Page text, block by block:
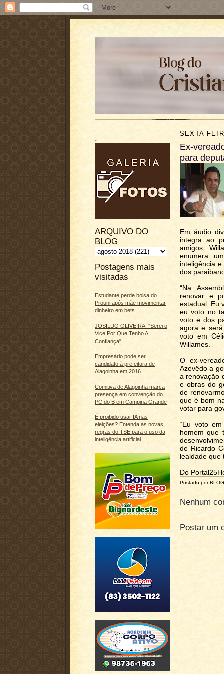
.
ARQUIVO DO
BLOG
Postagens mais
visitadas
Estudante perde bolsa do
Prouni após mãe movimentar
dinheiro em bets
JOSILDO OLIVEIRA: "Serei o
Vice Por Que Tenho A
Confiança"
Empresário pode ser
candidato à prefeitura de
Alagoinha em 2016
Comitiva de Alagoinha marca
presença em convenção do
PC do B em Campina Grande
É proibido usar IA nas
eleições? Entenda as novas
regras do TSE para o uso da
inteligência artificial
SEXTA-
Ex-
para
Em áudio
integra ao
amigos,
enumera
inteligência
dos
“Na
renovar e
estadual. Eu
eu voto no
voto e dos
agora e
voto em
Willames.
O ex-
Azevêdo a
a renovação
e obras do
de
que é bom
votar para
“Eu voto
homem que
de Ricardo
lealdade que
Do
Postado por
Nenhum
Postar um